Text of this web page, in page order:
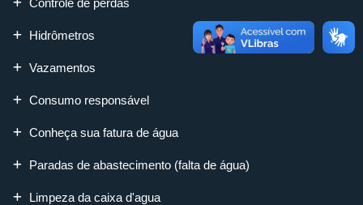
Controle de perdas
Hidrômetros
Vazamentos
Consumo responsável
Conheça sua fatura de água
Paradas de abastecimento (falta de água)
Limpeza da caixa d'agua